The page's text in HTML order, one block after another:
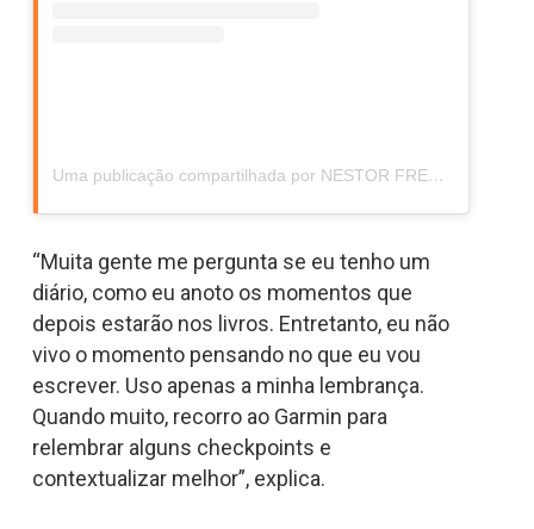
Uma publicação compartilhada por NESTOR FREIRE (@projetogiraventura)
“Muita gente me pergunta se eu tenho um
diário, como eu anoto os momentos que
depois estarão nos livros. Entretanto, eu não
vivo o momento pensando no que eu vou
escrever. Uso apenas a minha lembrança.
Quando muito, recorro ao Garmin para
relembrar alguns checkpoints e
contextualizar melhor”, explica.